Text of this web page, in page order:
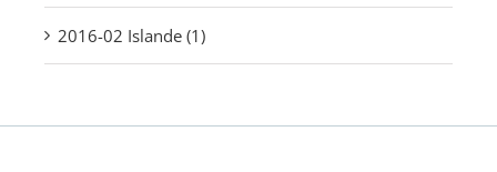
2016-02 Islande (1)